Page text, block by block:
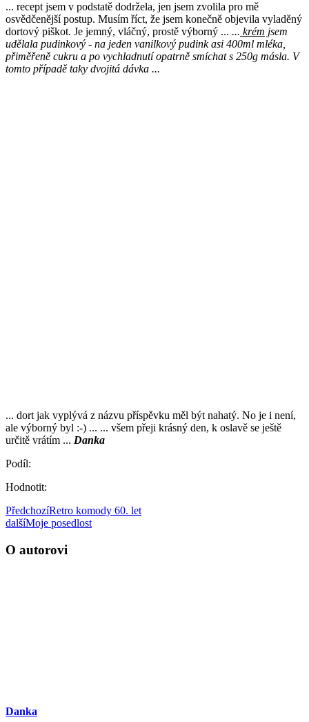
... recept jsem v podstatě dodržela, jen jsem zvolila pro mě
osvědčenější postup. Musím říct, že jsem konečně objevila vyladěný
dortový piškot. Je jemný, vláčný, prostě výborný ... ... krém jsem
udělala pudinkový - na jeden vanilkový pudink asi 400ml mléka,
přiměřeně cukru a po vychladnutí opatrně smíchat s 250g másla. V
tomto případě taky dvojitá dávka ...
... dort jak vyplývá z názvu příspěvku měl být nahatý. No je i není,
ale výborný byl :-) ... ... všem přeji krásný den, k oslavě se ještě
určitě vrátím ... Danka
Podíl:
Hodnotit:
PředchozíRetro komody 60. let
dalšíMoje posedlost
O autorovi
Danka